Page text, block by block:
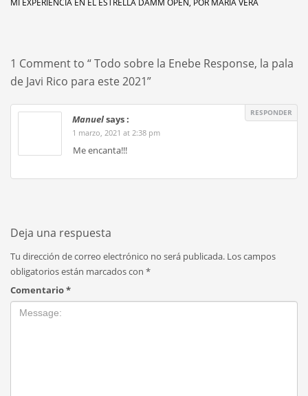
MI EXPERIENCIA EN EL ESTRELLA DAMM OPEN, POR MARÍA VERA
1 Comment to “ Todo sobre la Enebe Response, la pala
de Javi Rico para este 2021”
Manuelsays :
RESPONDER
1 marzo, 2021 at 2:38 pm
Me encanta!!!
Deja una respuesta
Tu dirección de correo electrónico no será publicada. Los campos
obligatorios están marcados con *
Comentario*